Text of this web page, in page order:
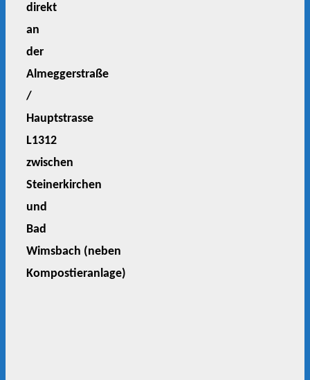
direkt
an
der
Almeggerstraße
/
Hauptstrasse
L1312
zwischen
Steinerkirchen
und
Bad
Wimsbach (neben
Kompostieranlage)